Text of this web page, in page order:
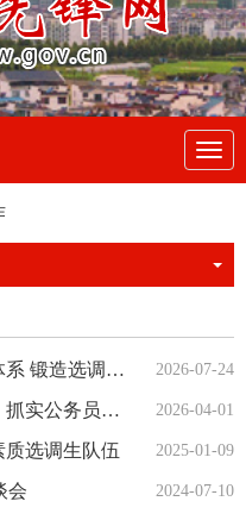
导
航
2026-07-24
徽州区：构建“三位一体”培育体系 锻造选调生铁军队伍
2026-04-01
徽州区：聚焦“履职能力提升”，抓实公务员教育培养
2025-01-09
质选调生队伍
2024-07-10
会